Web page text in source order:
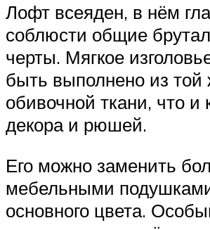
Лофт всеяден, в нём
соблюсти общие
черты. Мягкое
быть выполнено из той
обивочной ткани, что и
декора и рюшей.
Его можно заменить
мебельными
основного цвета.